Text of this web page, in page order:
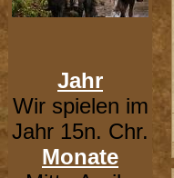
Jahr
Wir spielen im
Jahr 15n. Chr.
Monate